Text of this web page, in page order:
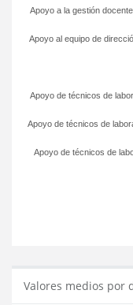
Apoyo de técnicos de
Apoyo de técnicos de
Apoyo de técnicos de
Apoyo al equipo de
Apoyo a la gestión
Valores medios por